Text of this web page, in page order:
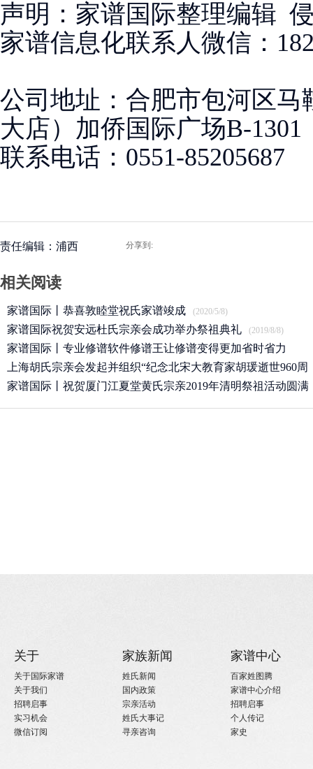
声明：家谱国际整理编辑
家谱信息化联系人微信：
公司地址：合肥市包河区
大店）加侨国际广场B-1301
联系电话：0551-85205687
责任编辑：浦西 分享到:
相关阅读
家谱国际丨恭喜敦睦堂祝氏家谱竣成 (2020/5/8)
家谱国际祝贺安远杜氏宗亲会成功举办祭祖典礼 (2019/8/8)
家谱国际丨专业修谱软件修谱王让修谱变得更加省时省力
(2019/7/17)
上海胡氏宗亲会发起并组织“纪念北宋大教育家胡瑗逝世960周
年”
(2019/4/27)
家谱国际丨祝贺厦门江夏堂黄氏宗亲2019年清明祭祖活动圆满
(2019/4/13)
关于
关于国际家谱
关于我们
招聘启事
实习机会
微信订阅
家族新闻
姓氏新闻
国内政策
宗亲活动
姓氏大事记
寻亲咨询
家谱中心
百家姓图腾
家谱中心介绍
招聘启事
个人传记
家史